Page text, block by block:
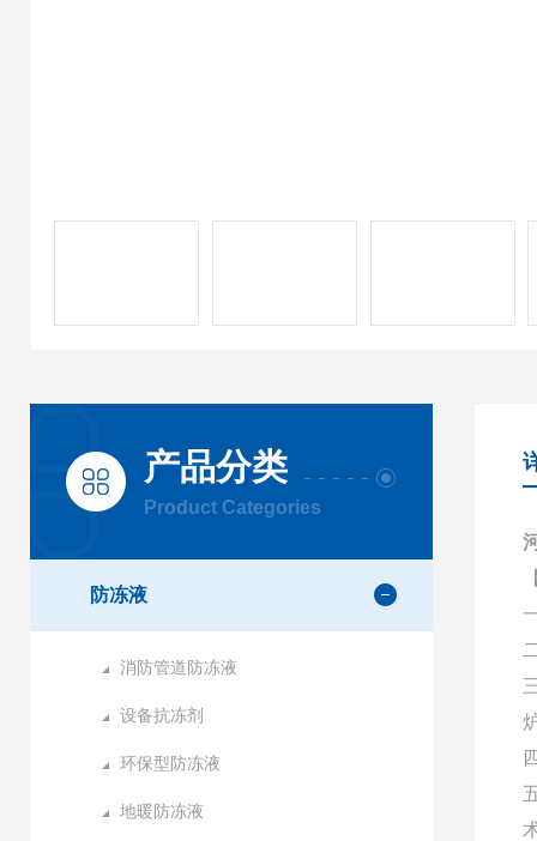
产品分类
Product Categories
防冻液
消防管道防冻液
设备抗冻剂
环保型防冻液
地暖防冻液